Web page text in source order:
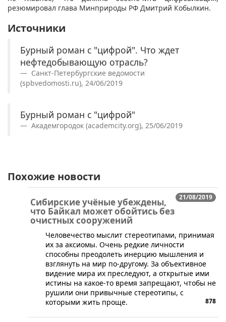
резюмировал глава Минприроды РФ Дмитрий Кобылкин.
Источники
Бурный роман с "цифрой". Что ждет
нефтедобывающую отрасль?
Санкт-Петербургские ведомости
(spbvedomosti.ru), 24/06/2019
Бурный роман с "цифрой"
Академгородок (academcity.org), 25/06/2019
Похожие новости
21/08/2019
Сибирские учёные убеждены,
что Байкал может обойтись без
очистных сооружений
Человечество мыслит стереотипами, принимая
их за аксиомы. Очень редкие личности
способны преодолеть инерцию мышления и
взглянуть на мир по-другому. За объективное
видение мира их преследуют, а открытые ими
истины на какое-то время запрещают, чтобы не
рушили они привычные стереотипы, с
которыми жить проще.
878